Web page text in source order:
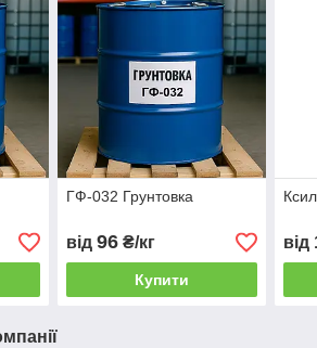
ГФ-032 Грунтовка
від 96₴/кг
Купити
від